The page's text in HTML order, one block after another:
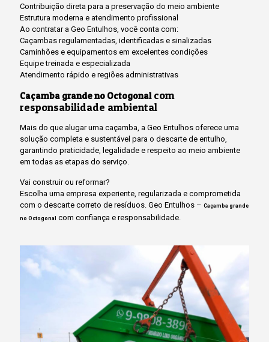
Contribuição direta para a preservação do meio ambiente
Estrutura moderna e atendimento profissional
Ao contratar a Geo Entulhos, você conta com:
Caçambas regulamentadas, identificadas e sinalizadas
Caminhões e equipamentos em excelentes condições
Equipe treinada e especializada
Atendimento rápido e regiões administrativas
Caçamba grande no Octogonalcom
responsabilidade ambiental
Mais do que alugar uma caçamba, a Geo Entulhos oferece uma
solução completa e sustentável para o descarte de entulho,
garantindo praticidade, legalidade e respeito ao meio ambiente
em todas as etapas do serviço.
Vai construir ou reformar?
Escolha uma empresa experiente, regularizada e comprometida
com o descarte correto de resíduos. Geo Entulhos – Caçamba grande
no Octogonal com confiança e responsabilidade.